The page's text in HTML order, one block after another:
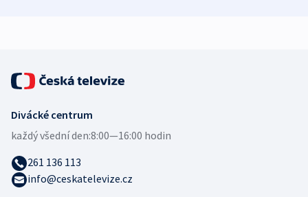
Divácké centrum
každý všední den:8:00—16:00 hodin
261 136 113
info@ceskatelevize.cz